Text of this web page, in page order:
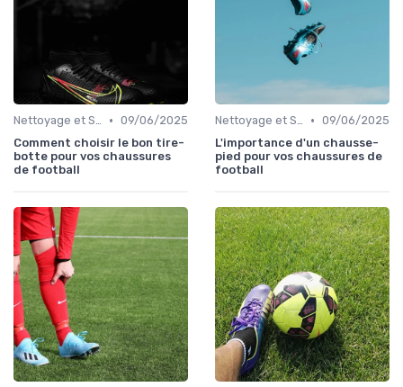
Nettoyage et Soins • 09/06/2025
Comment choisir le bon tire-
botte pour vos chaussures
de football
Nettoyage et Soins • 09/06/2025
L'importance d'un chausse-
pied pour vos chaussures de
football